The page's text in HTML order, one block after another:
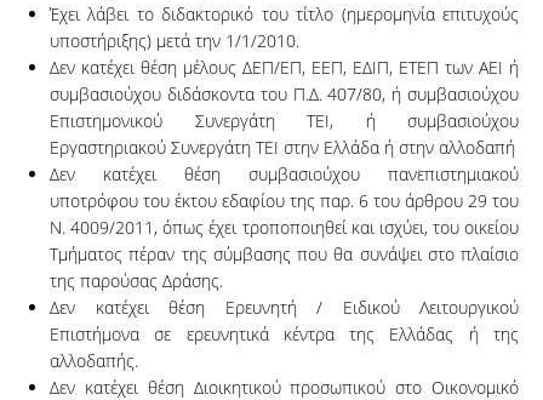
Έχει λάβει το διδακτορικό του τίτλο (ημερομηνία επιτυχούς
υποστήριξης) μετά την 1/1/2010.
Δεν κατέχει θέση μέλους ΔΕΠ/ΕΠ, ΕΕΠ, ΕΔΙΠ, ΕΤΕΠ των ΑΕΙ ή
συμβασιούχου διδάσκοντα του Π.Δ. 407/80, ή συμβασιούχου
Επιστημονικού Συνεργάτη ΤΕΙ, ή συμβασιούχου
Εργαστηριακού Συνεργάτη ΤΕΙ στην Ελλάδα ή στην αλλοδαπή
Δεν κατέχει θέση συμβασιούχου πανεπιστημιακού
υποτρόφου του έκτου εδαφίου της παρ. 6 του άρθρου 29 του
Ν. 4009/2011, όπως έχει τροποποιηθεί και ισχύει, του οικείου
Τμήματος πέραν της σύμβασης που θα συνάψει στο πλαίσιο
της παρούσας Δράσης.
Δεν κατέχει θέση Ερευνητή / Ειδικού Λειτουργικού
Επιστήμονα σε ερευνητικά κέντρα της Ελλάδας ή της
αλλοδαπής.
Δεν κατέχει θέση Διοικητικού προσωπικού στο Οικονομικό